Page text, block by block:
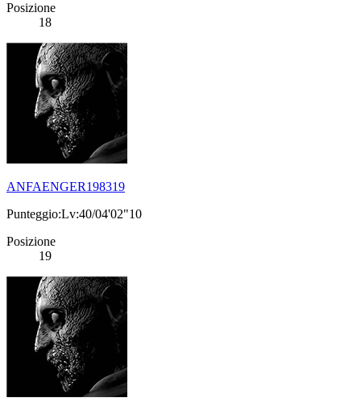
Posizione
18
ANFAENGER198319
Punteggio:Lv:40/04'02"10
Posizione
19